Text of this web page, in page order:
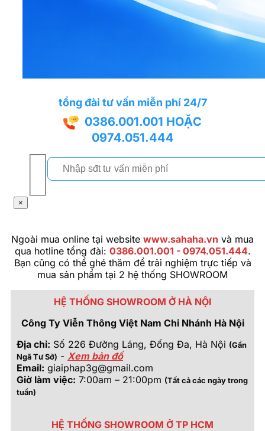
tổng đài tư vấn miễn phí 24/7
0386.001.001 HOẶC
0974.051.444
×
Ngoài mua online tại website www.sahaha.vn và mua
qua hotline tổng đài: 0386.001.001 - 0974.051.444.
Bạn cũng có thể ghé thăm để trải nghiệm trực tiếp và
mua sản phẩm tại 2 hệ thống SHOWROOM
HỆ THỐNG SHOWROOM Ở HÀ NỘI
Công Ty Viễn Thông Việt Nam Chi Nhánh Hà Nội
Địa chỉ: Số 226 Đường Láng, Đống Đa, Hà Nội (Gần
Ngã Tư Sở) - Xem bản đồ
Email: giaiphap3g@gmail.com
Giờ làm việc: 7:00am – 21:00pm (Tất cả các ngày trong
tuần)
HỆ THỐNG SHOWROOM Ở TP HCM